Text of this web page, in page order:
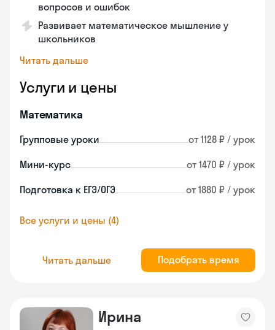
вопросов и ошибок
Развивает математическое мышление у
школьников
Читать дальше
Услуги и цены
Математика
Групповые уроки от 1128 ₽ / урок
Мини-курс от 1470 ₽ / урок
Подготовка к ЕГЭ/ОГЭ от 1880 ₽ / урок
Все услуги и цены (4)
Читать дальше Подобрать время
Ирина